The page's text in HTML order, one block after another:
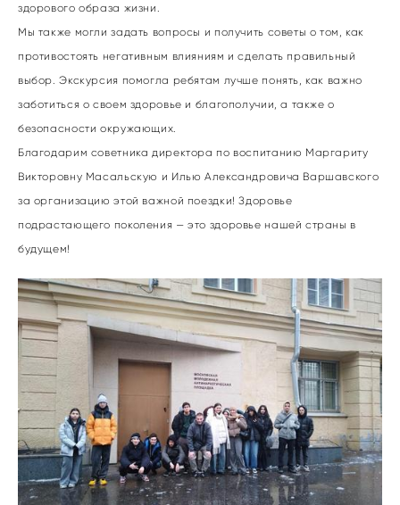
здорового образа жизни.
Мы также могли задать вопросы и получить советы о том, как
противостоять негативным влияниям и сделать правильный
выбор. Экскурсия помогла ребятам лучше понять, как важно
заботиться о своем здоровье и благополучии, а также о
безопасности окружающих.
Благодарим советника директора по воспитанию Маргариту
Викторовну Масальскую и Илью Александровича Варшавского
за организацию этой важной поездки! Здоровье
подрастающего поколения — это здоровье нашей страны в
будущем!